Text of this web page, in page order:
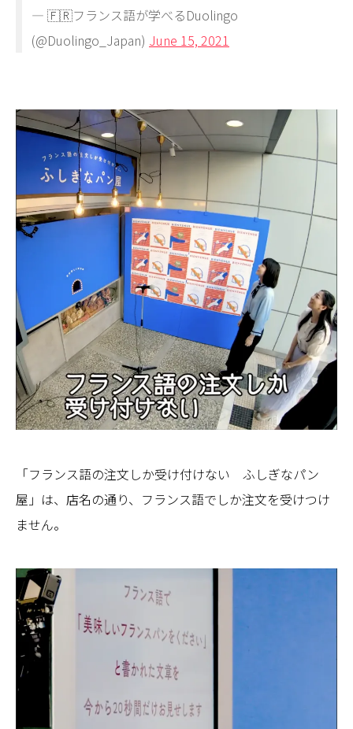
— 🇫🇷フランス語が学べるDuolingo
(@Duolingo_Japan) June 15, 2021
「フランス語の注文しか受け付けない ふしぎなパン
屋」は、店名の通り、フランス語でしか注文を受けつけ
ません。